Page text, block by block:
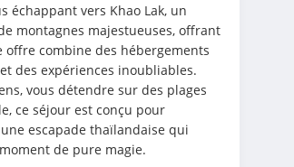
échappant vers Khao Lak, un
montagnes majestueuses, offrant
combine des hébergements
des expériences inoubliables.
vous détendre sur des plages
ce séjour est conçu pour
escapade thaïlandaise qui
de pure magie.